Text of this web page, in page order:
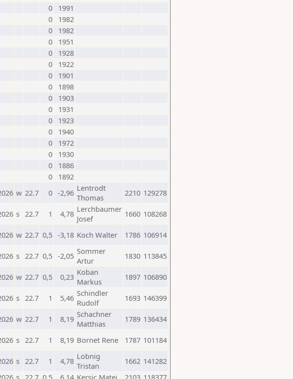
0
1991
0
1982
0
1982
0
1951
0
1928
0
1922
0
1901
0
1898
0
1903
0
1931
0
1923
0
1940
0
1972
0
1930
0
1886
0
1892
w 22.7 0 -2,96 Lentrodt
Thomas
2210 129278
s 22.7 1 4,78 Lerchbaumer
Josef
1660 108268
w 22.7 0,5 -3,18 Koch Walter 1786 106914
s 22.7 0,5 -2,05 Sommer
Artur
1830 113845
w 22.7 0,5 0,23 Koban
Markus
1897 106890
s 22.7 1 5,46 Schindler
Rudolf
1693 146399
w 22.7 1 8,19 Schachner
Matthias
1789 136434
s 22.7 1 8,19 Bornet Rene 1787 101184
s 22.7 1 4,78 Lobnig
Tristan
1662 141282
s 22.7 0,5 6,14 Kersic Matej 2103 118377